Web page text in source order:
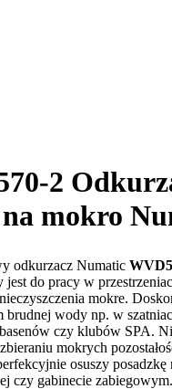
2
mokro
odkurzacz Numatic
jest do pracy w
mokre.
brudnej wody np. w
czy klubów SPA.
mokrych
osuszy
czy gabinecie zabiegowym.